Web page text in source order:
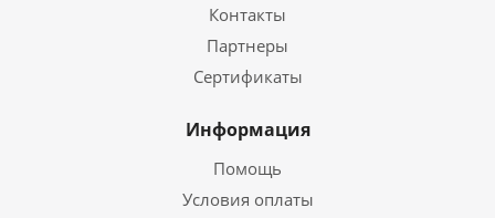
Контакты
Партнеры
Сертификаты
Информация
Помощь
Условия оплаты